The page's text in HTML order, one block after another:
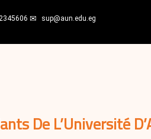
sup@aun.edu.eg
De L’Université